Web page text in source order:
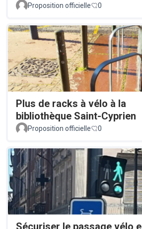
Proposition officielle 0
Plus de racks à vélo à la
bibliothèque Saint-Cyprien
Proposition officielle 0